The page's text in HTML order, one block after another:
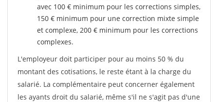
avec 100 € minimum pour les corrections simples,
150 € minimum pour une correction mixte simple
et complexe, 200 € minimum pour les corrections
complexes.
L'employeur doit participer pour au moins 50 % du
montant des cotisations, le reste étant à la charge du
salarié. La complémentaire peut concerner également
les ayants droit du salarié, même s'il ne s'agit pas d'une